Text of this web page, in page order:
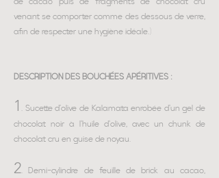
venant se comporter comme des dessous de verre,
afin de respecter une hygiène idéale.)
DESCRIPTION DES BOUCHÉES APÉRITIVES :
1
Sucette d'olive de Kalamata enrobée d'un gel de
chocolat noir à l'huile d'olive, avec un chunk de
chocolat cru en guise de noyau.
2 .Demi-cylindre de feuille de brick au cacao,